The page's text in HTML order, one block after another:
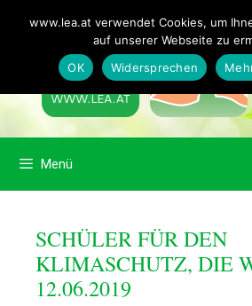
Menü
SCHÜLER FÜR DEN
KLIMASCHUTZ, DIE
12.06.2019
www.lea.at verwendet Cookies, um
auf unserer Webseite zu
OK
Widersprechen